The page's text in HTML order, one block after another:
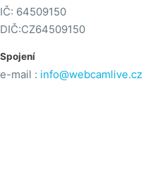
IČ: 64509150
DIČ:CZ64509150
Spojení
e-mail : info@webcamlive.cz